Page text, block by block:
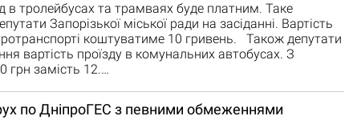
в тролейбусах та трамваях буде платним. Таке
Запорізької міської ради на засіданні. Вартість
коштуватиме 10 гривень. Також депутати
вартість проїзду в комунальних автобусах. З
грн замість 12.…
по ДніпроГЕС з певними обмеженнями